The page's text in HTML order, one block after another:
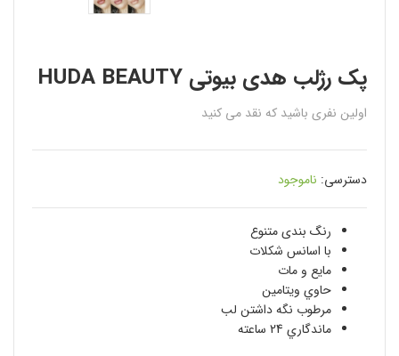
پک رژلب هدى بيوتى HUDA BEAUTY
اولین نفری باشید که نقد می کنید
دسترسی: ناموجود
رنگ بندی متنوع
با اسانس شكلات
مایع و مات
حاوي ویتامین
مرطوب نگه داشتن لب
ماندگاري 24 ساعته